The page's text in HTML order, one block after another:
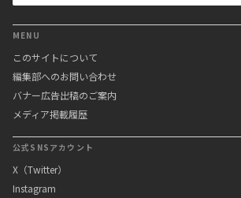
MENU
このサイトについて
編集部へのお問い合わせ
バナー広告出稿のご案内
メディア掲載履歴
公式SNSアカウント
X（Twitter）
Instagram